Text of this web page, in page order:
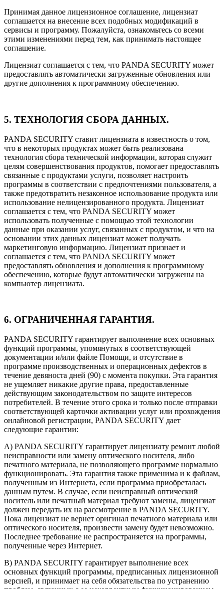
Принимая данное лицензионное соглашение, лицензиат
соглашается на внесение всех подобных модификаций в
сервисы и программу. Пожалуйста, ознакомьтесь со всеми
этими изменениями перед тем, как принимать настоящее
соглашение.
Лицензиат соглашается с тем, что PANDA SECURITY может
предоставлять автоматически загруженные обновления или
другие дополнения к программному обеспечению.
5. ТЕХНОЛОГИЯ СБОРА ДАННЫХ.
PANDA SECURITY ставит лицензиата в известность о том,
что в некоторых продуктах может быть реализована
технология сбора технической информации, которая служит
целям совершенствования продуктов, помогает предоставлять
связанные с продуктами услуги, позволяет настроить
программы в соответствии с предпочтениями пользователя, а
также предотвратить незаконное использование продукта или
использование нелицензированного продукта. Лицензиат
соглашается с тем, что PANDA SECURITY может
использовать полученные с помощью этой технологии
данные при оказании услуг, связанных с продуктом, и что на
основании этих данных лицензиат может получать
маркетинговую информацию. Лицензиат признает и
соглашается с тем, что PANDA SECURITY может
предоставлять обновления и дополнения к программному
обеспечению, которые будут автоматически загружены на
компьютер лицензиата.
6. ОГРАНИЧЕННАЯ ГАРАНТИЯ.
PANDA SECURITY гарантирует выполнение всех основных
функций программы, упомянутых в соответствующей
документации и/или файле Помощи, и отсутствие в
программе производственных и операционных дефектов в
течение девяноста дней (90) с момента покупки. Эта гарантия
не ущемляет никакие другие права, предоставленные
действующим законодательством по защите интересов
потребителей. В течение этого срока и только после отправки
соответствующей карточки активации услуг или прохождения
онлайновой регистрации, PANDA SECURITY дает
следующие гарантии:
A) PANDA SECURITY гарантирует лицензиату ремонт любой
неисправности или замену оптического носителя, либо
печатного материала, не позволяющего программе нормально
функционировать. Эта гарантия также применима и к файлам,
полученным из Интернета, если программа приобреталась
данным путем. В случае, если неисправный оптический
носитель или печатный материал требуют замены, лицензиат
должен передать их на рассмотрение в PANDA SECURITY.
Пока лицензиат не вернет оригинал печатного материала или
оптического носителя, произвести замену будет невозможно.
Последнее требование не распространяется на программы,
полученные через Интернет.
B) PANDA SECURITY гарантирует выполнение всех
основных функций программы, предписанных лицензионной
версией, и принимает на себя обязательства по устранению